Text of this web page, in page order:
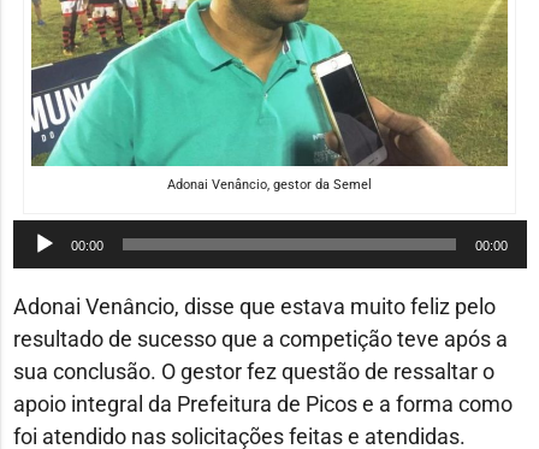
Adonai Venâncio, gestor da Semel
Tocador
de
áudio
00:00 00:00
Adonai Venâncio, disse que estava muito feliz pelo
resultado de sucesso que a competição teve após a
sua conclusão. O gestor fez questão de ressaltar o
apoio integral da Prefeitura de Picos e a forma como
foi atendido nas solicitações feitas e atendidas.